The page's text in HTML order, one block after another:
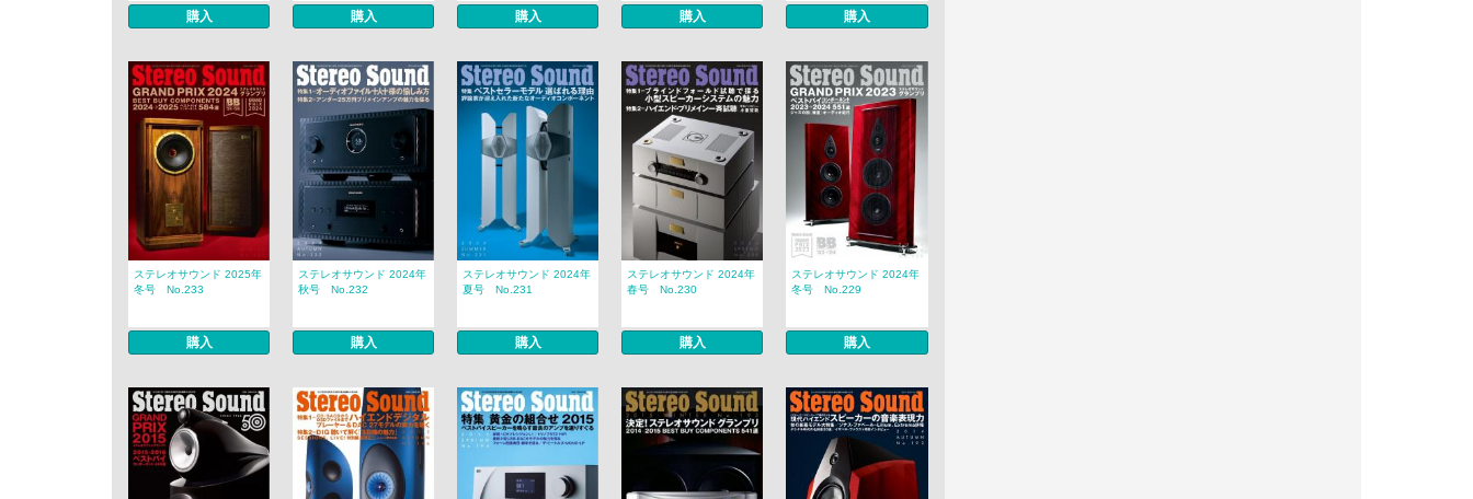
購入 購入 購入 購入 購入
ステレオサウンド 2025年
冬号 No.233
購入
ステレオサウンド 2024年
秋号 No.232
購入
ステレオサウンド 2024年
夏号 No.231
購入
ステレオサウンド 2024年
春号 No.230
購入
ステレオサウンド 2024年
冬号 No.229
購入